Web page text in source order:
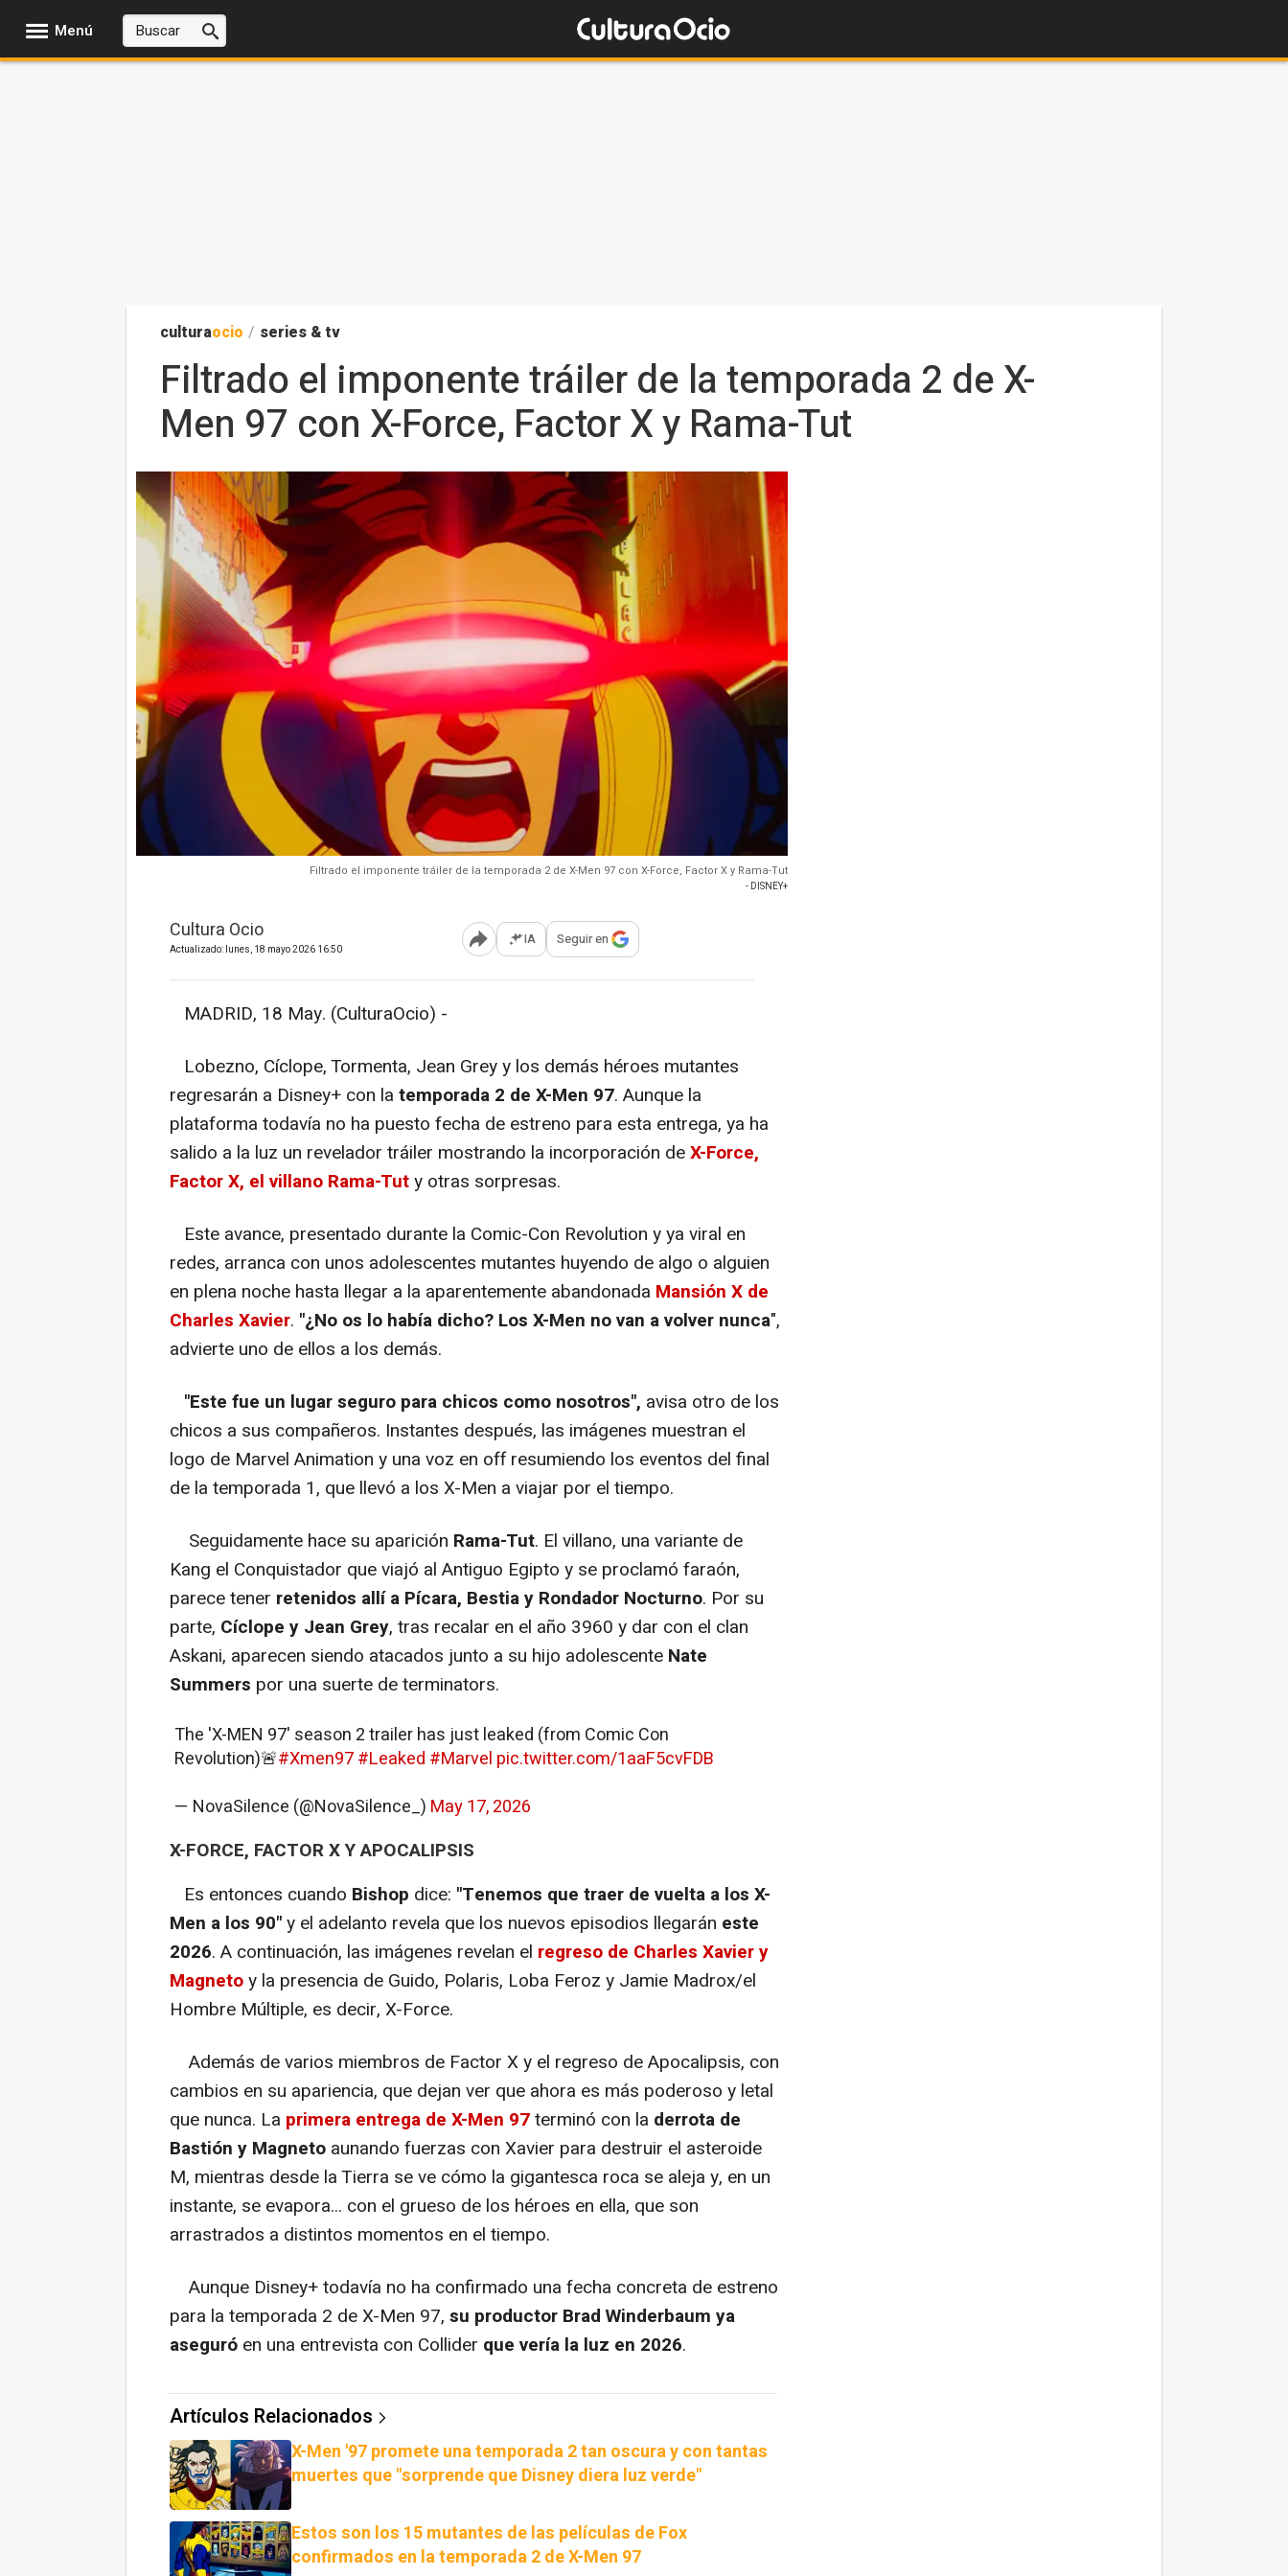
Menú
culturaocio / series & tv
Filtrado el imponente tráiler de la temporada 2 de X-
Men 97 con X-Force, Factor X y Rama-Tut
Filtrado el imponente tráiler de la temporada 2 de X-Men 97 con X-Force, Factor X y Rama-Tut
- DISNEY+
Cultura Ocio
Actualizado: lunes, 18 mayo 2026 16:50 Abrir opciones para compartir
IA Seguir en
MADRID, 18 May. (CulturaOcio) -
Lobezno, Cíclope, Tormenta, Jean Grey y los demás héroes mutantes
regresarán a Disney+ con la temporada 2 de X-Men 97. Aunque la
plataforma todavía no ha puesto fecha de estreno para esta entrega, ya ha
salido a la luz un revelador tráiler mostrando la incorporación deX-Force,
Factor X, el villano Rama-Tuty otras sorpresas.
Este avance, presentado durante la Comic-Con Revolution y ya viral en
redes, arranca con unos adolescentes mutantes huyendo de algo o alguien
en plena noche hasta llegar a la aparentemente abandonada Mansión X de
Charles Xavier. "¿No os lo había dicho? Los X-Men no van a volver nunca",
advierte uno de ellos a los demás.
"Este fue un lugar seguro para chicos como nosotros", avisa otro de los
chicos a sus compañeros. Instantes después, las imágenes muestran el
logo de Marvel Animation y una voz en off resumiendo los eventos del final
de la temporada 1, que llevó a los X-Men a viajar por el tiempo.
Seguidamente hace su aparición Rama-Tut. El villano, una variante de
Kang el Conquistador que viajó al Antiguo Egipto y se proclamó faraón,
parece tener retenidos allí a Pícara, Bestia y Rondador Nocturno. Por su
parte, Cíclope y Jean Grey, tras recalar en el año 3960 y dar con el clan
Askani, aparecen siendo atacados junto a su hijo adolescente Nate
Summers por una suerte de terminators.
The 'X-MEN 97' season 2 trailer has just leaked (from Comic Con
Revolution)🚨#Xmen97#Leaked #Marvel pic.twitter.com/1aaF5cvFDB
— NovaSilence (@NovaSilence_) May 17, 2026
X-FORCE, FACTOR X Y APOCALIPSIS
Es entonces cuando Bishop dice: "Tenemos que traer de vuelta a los X-
Men a los 90"y el adelanto revela que los nuevos episodios llegarán este
2026. A continuación, las imágenes revelan el regreso de Charles Xavier y
Magnetoy la presencia de Guido, Polaris, Loba Feroz y Jamie Madrox/el
Hombre Múltiple, es decir, X-Force.
Además de varios miembros de Factor X y el regreso de Apocalipsis, con
cambios en su apariencia, que dejan ver que ahora es más poderoso y letal
que nunca. La primera entrega de X-Men 97terminó con la derrota de
Bastión y Magneto aunando fuerzas con Xavier para destruir el asteroide
M, mientras desde la Tierra se ve cómo la gigantesca roca se aleja y, en un
instante, se evapora... con el grueso de los héroes en ella, que son
arrastrados a distintos momentos en el tiempo.
Aunque Disney+ todavía no ha confirmado una fecha concreta de estreno
para la temporada 2 de X-Men 97, su productor Brad Winderbaum ya
aseguró en una entrevista con Collider que vería la luz en 2026.
Artículos Relacionados
X-Men '97 promete una temporada 2 tan oscura y con tantas
muertes que "sorprende que Disney diera luz verde"
Estos son los 15 mutantes de las películas de Fox
confirmados en la temporada 2 de X-Men 97